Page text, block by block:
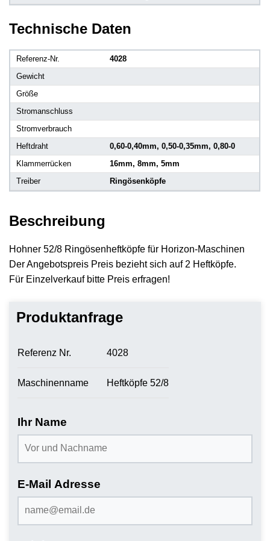
Technische Daten
Referenz-Nr.
4028
Gewicht
Größe
Stromanschluss
Stromverbrauch
Heftdraht
0,60-0,40mm, 0,50-0,35mm, 0,80-0
Klammerrücken
16mm, 8mm, 5mm
Treiber
Ringösenköpfe
Beschreibung
Hohner 52/8 Ringösenheftköpfe für Horizon-Maschinen
Der Angebotspreis Preis bezieht sich auf 2 Heftköpfe.
Für Einzelverkauf bitte Preis erfragen!
Produktanfrage
Referenz Nr. 4028
Maschinenname Heftköpfe 52/8
Ihr Name
E-Mail Adresse